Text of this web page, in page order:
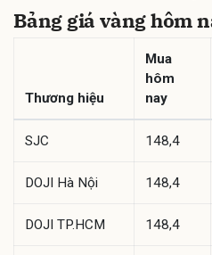
Bảng giá vàng hôm
Thương hiệu
Mua
hôm
nay
SJC 148,4
DOJI Hà Nội 148,4
DOJI TP.HCM 148,4